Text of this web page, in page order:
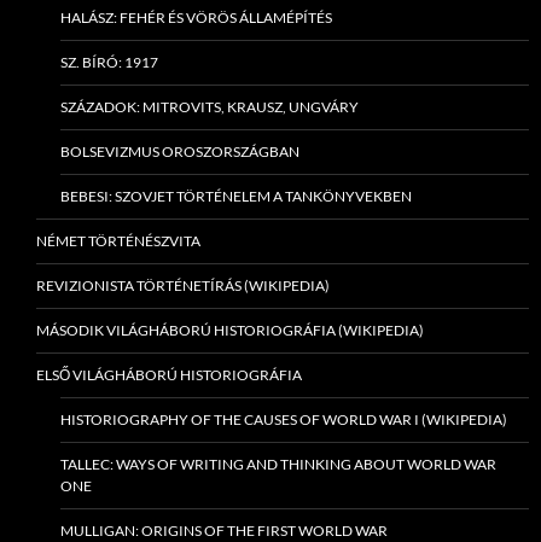
HALÁSZ: FEHÉR ÉS VÖRÖS ÁLLAMÉPÍTÉS
SZ. BÍRÓ: 1917
SZÁZADOK: MITROVITS, KRAUSZ, UNGVÁRY
BOLSEVIZMUS OROSZORSZÁGBAN
BEBESI: SZOVJET TÖRTÉNELEM A TANKÖNYVEKBEN
NÉMET TÖRTÉNÉSZVITA
REVIZIONISTA TÖRTÉNETÍRÁS (WIKIPEDIA)
MÁSODIK VILÁGHÁBORÚ HISTORIOGRÁFIA (WIKIPEDIA)
ELSŐ VILÁGHÁBORÚ HISTORIOGRÁFIA
HISTORIOGRAPHY OF THE CAUSES OF WORLD WAR I (WIKIPEDIA)
TALLEC: WAYS OF WRITING AND THINKING ABOUT WORLD WAR
ONE
MULLIGAN: ORIGINS OF THE FIRST WORLD WAR